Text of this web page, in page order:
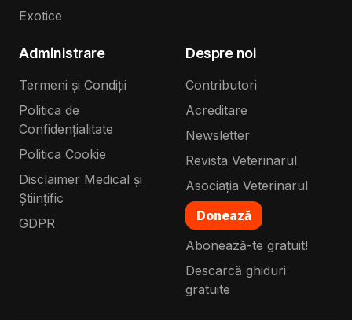
Exotice
Administrare
Termeni și Condiții
Politica de
Confidențialitate
Politica Cookie
Disclaimer Medical și
Științific
GDPR
Despre noi
Contributori
Acreditare
Newsletter
Revista Veterinarul
Asociația Veterinarul
Donează
Abonează-te gratuit!
Descarcă ghiduri
gratuite